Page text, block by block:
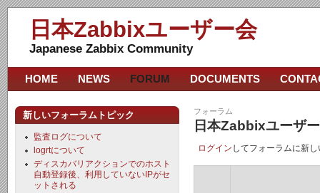
日本Zabbixユーザー会
Japanese Zabbix Community
フォーラム
日本Zabbixユーザ
ログイン してフォーラムに新
HOME NEWS FORUM DOCUMENTS
新しいフォーラムトピック
監査ログについて
logrtについて
ディスカバリアクションでのホスト
自動登録後、利用していないIPがセ
ットされる